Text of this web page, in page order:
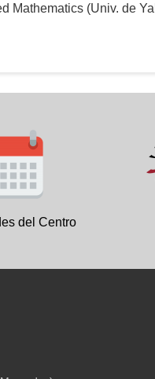
Mathematics (Univ. de
del Centro